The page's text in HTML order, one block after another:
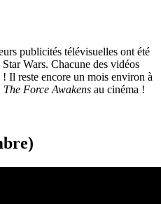
publicités télévisuelles ont été
Wars. Chacune des vidéos
Il reste encore un mois environ à
The Force Awakens au cinéma !